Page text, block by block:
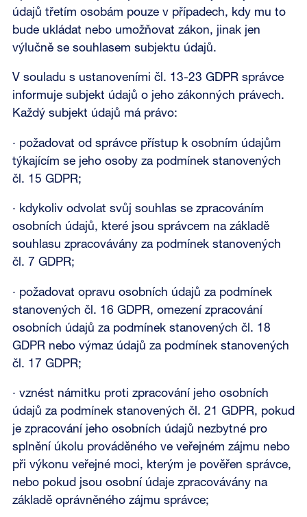
údajů třetím osobám pouze v případech, kdy mu to
bude ukládat nebo umožňovat zákon, jinak jen
výlučně se souhlasem subjektu údajů.
V souladu s ustanoveními čl. 13-23 GDPR správce
informuje subjekt údajů o jeho zákonných právech.
Každý subjekt údajů má právo:
· požadovat od správce přístup k osobním údajům
týkajícím se jeho osoby za podmínek stanovených
čl. 15 GDPR;
· kdykoliv odvolat svůj souhlas se zpracováním
osobních údajů, které jsou správcem na základě
souhlasu zpracovávány za podmínek stanovených
čl. 7 GDPR;
· požadovat opravu osobních údajů za podmínek
stanovených čl. 16 GDPR, omezení zpracování
osobních údajů za podmínek stanovených čl. 18
GDPR nebo výmaz údajů za podmínek stanovených
čl. 17 GDPR;
· vznést námitku proti zpracování jeho osobních
údajů za podmínek stanovených čl. 21 GDPR, pokud
je zpracování jeho osobních údajů nezbytné pro
splnění úkolu prováděného ve veřejném zájmu nebo
při výkonu veřejné moci, kterým je pověřen správce,
nebo pokud jsou osobní údaje zpracovávány na
základě oprávněného zájmu správce;